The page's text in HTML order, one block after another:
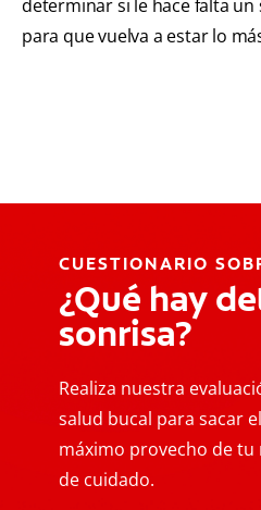
determinar si le hace falta
para que vuelva a estar lo
CUESTIONARIO
¿Qué hay
sonrisa?
Realiza nuestra
salud bucal para sacar el
máximo provecho de tu
de cuidado.